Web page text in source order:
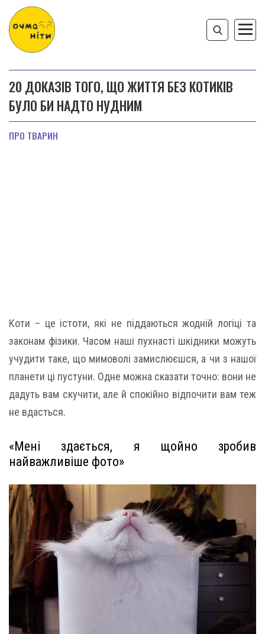
20 ДОКАЗІВ ТОГО, ЩО ЖИТТЯ БЕЗ КОТИКІВ
БУЛО БИ НАДТО НУДНИМ
ПРО ТВАРИН
Коти – це істоти, які не піддаються жодній логіці та
законам фізики. Часом наші пухнасті шкідники можуть
учудити таке, що мимоволі замислюєшся, а чи з нашої
планети ці пустуни. Одне можна сказати точно: вони не
дадуть вам скучити, але й спокійно відпочити вам теж
не вдасться.
«Мені здається, я щойно зробив
найважливіше фото»